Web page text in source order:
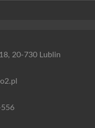
20-730 Lublin